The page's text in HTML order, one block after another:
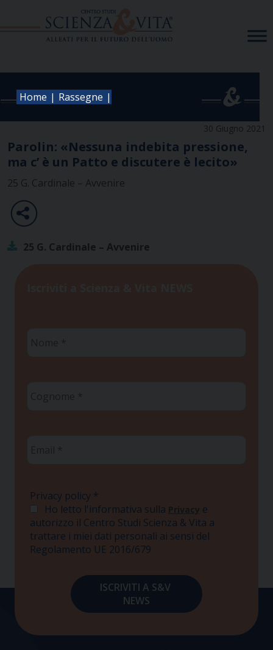
Home | Rassegne |
30 Giugno 2021
Parolin: «Nessuna indebita pressione,
ma c’ è un Patto e discutere è lecito»
25 G. Cardinale – Avvenire
25 G. Cardinale – Avvenire
Privacy policy *
Ho letto l'informativa sulla Privacy e
autorizzo il Centro Studi Scienza & Vita a
trattare i miei dati personali ai sensi del
Regolamento UE 2016/679